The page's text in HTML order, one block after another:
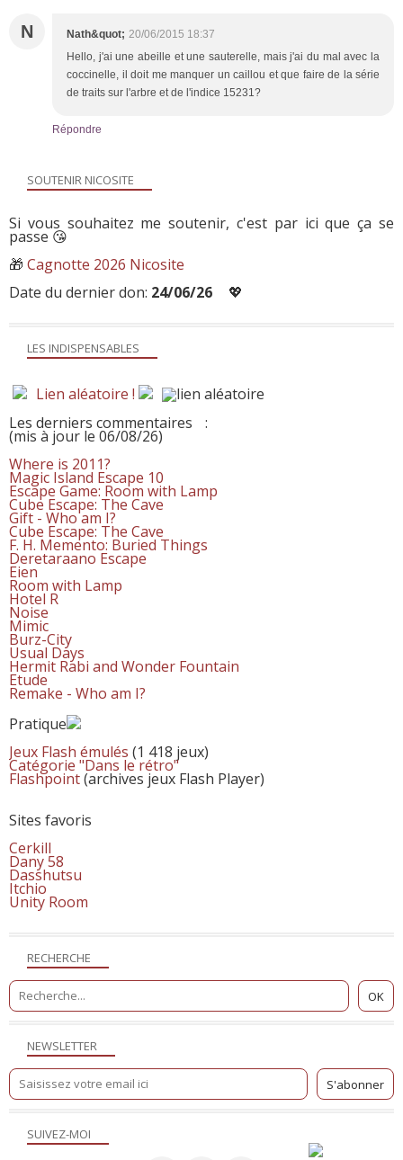
N Nath&quot; 20/06/2015 18:37
Hello, j'ai une abeille et une sauterelle, mais j'ai du mal avec la
coccinelle, il doit me manquer un caillou et que faire de la série
de traits sur l'arbre et de l'indice 15231?
Répondre
NEWSLETTER
SUIVEZ-MOI
RECHERCHE
LES INDISPENSABLES
Lien aléatoire !
Les derniers commentaires
:
(mis à jour le 06/08/26)
Where is 2011?
Magic Island Escape 10
Escape Game: Room with Lamp
Cube Escape: The Cave
Gift - Who am I?
Cube Escape: The Cave
F. H. Memento: Buried Things
Deretaraano Escape
Eien
Room with Lamp
Hotel R
Noise
Mimic
Burz-City
Usual Days
Hermit Rabi and Wonder Fountain
Etude
Remake - Who am I?
Pratique
Jeux Flash émulés (1 418 jeux)
Catégorie "Dans le rétro"
Flashpoint(archives jeux Flash Player)
Sites favoris
Cerkill
Dany 58
Dasshutsu
Itchio
Unity Room
SOUTENIR NICOSITE
Si vous souhaitez me soutenir, c'est par ici que ça se
passe 😘
🎁 Cagnotte 2026 Nicosite
Date du dernier don: 24/06/26 💖